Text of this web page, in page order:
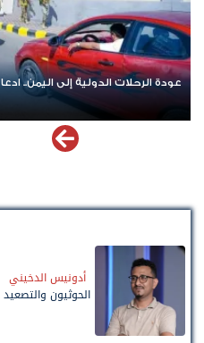
عودة الرحلات الدولية إلى اليمن..
أدونيس الدخيني
الحوثيون